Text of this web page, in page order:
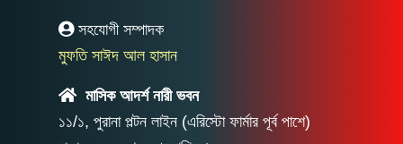
সহযোগী সম্পাদক
মুফতি সাঈদ আল হাসান
মাসিক আদর্শ নারী ভবন
১১/১, পুরানা পল্টন লাইন (এরিস্টো ফার্মার পূর্ব পাশে)